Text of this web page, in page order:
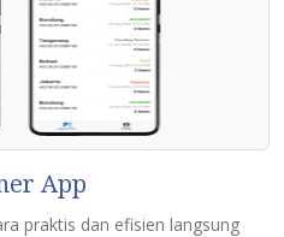
App
praktis dan efisien langsung